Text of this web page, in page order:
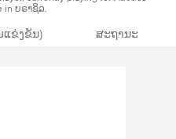
in ບຣາຊິລ.
ແຂ່ງຂັນ) ສະຖານະ